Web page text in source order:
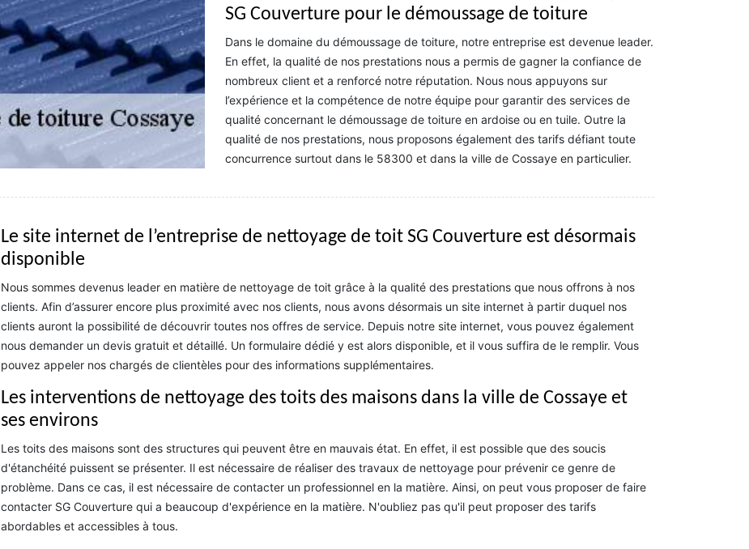
SG Couverture pour le démoussage de toiture
Dans le domaine du démoussage de toiture, notre entreprise est devenue leader.
En effet, la qualité de nos prestations nous a permis de gagner la confiance de
nombreux client et a renforcé notre réputation. Nous nous appuyons sur
l’expérience et la compétence de notre équipe pour garantir des services de
qualité concernant le démoussage de toiture en ardoise ou en tuile. Outre la
qualité de nos prestations, nous proposons également des tarifs défiant toute
concurrence surtout dans le 58300 et dans la ville de Cossaye en particulier.
Le site internet de l’entreprise de nettoyage de toit SG Couverture est désormais
disponible
Nous sommes devenus leader en matière de nettoyage de toit grâce à la qualité des prestations que nous offrons à nos
clients. Afin d’assurer encore plus proximité avec nos clients, nous avons désormais un site internet à partir duquel nos
clients auront la possibilité de découvrir toutes nos offres de service. Depuis notre site internet, vous pouvez également
nous demander un devis gratuit et détaillé. Un formulaire dédié y est alors disponible, et il vous suffira de le remplir. Vous
pouvez appeler nos chargés de clientèles pour des informations supplémentaires.
Les interventions de nettoyage des toits des maisons dans la ville de Cossaye et
ses environs
Les toits des maisons sont des structures qui peuvent être en mauvais état. En effet, il est possible que des soucis
d'étanchéité puissent se présenter. Il est nécessaire de réaliser des travaux de nettoyage pour prévenir ce genre de
problème. Dans ce cas, il est nécessaire de contacter un professionnel en la matière. Ainsi, on peut vous proposer de faire
contacter SG Couverture qui a beaucoup d'expérience en la matière. N'oubliez pas qu'il peut proposer des tarifs
abordables et accessibles à tous.